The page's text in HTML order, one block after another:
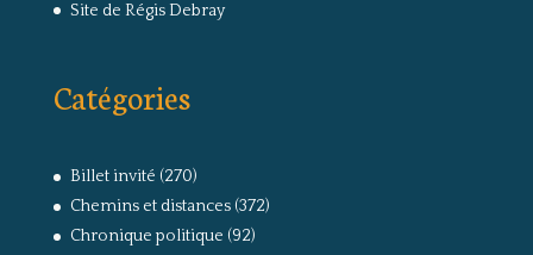
Site de Régis Debray
Catégories
Billet invité (270)
Chemins et distances(372)
Chronique politique (92)